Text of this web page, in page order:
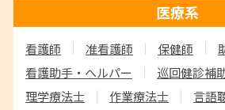
医療系
看護師 准看護師 保健師
看護助手・ヘルパー
巡回健診補
理学療法士
作業療法士
言語